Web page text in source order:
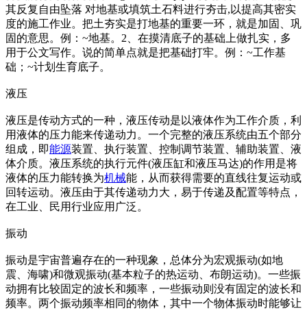
其反复自由坠落 对地基或填筑土石料进行夯击,以提高其密实
度的施工作业。把土夯实是打地基的重要一环，就是加固、巩
固的意思。例：~地基。2、在摸清底子的基础上做扎实，多
用于公文写作。说的简单点就是把基础打牢。例：~工作基
础；~计划生育底子。
液压
液压是传动方式的一种，液压传动是以液体作为工作介质，利
用液体的压力能来传递动力。一个完整的液压系统由五个部分
组成，即能源装置、执行装置、控制调节装置、辅助装置、液
体介质。液压系统的执行元件(液压缸和液压马达)的作用是将
液体的压力能转换为机械能，从而获得需要的直线往复运动或
回转运动。液压由于其传递动力大，易于传递及配置等特点，
在工业、民用行业应用广泛。
振动
振动是宇宙普遍存在的一种现象，总体分为宏观振动(如地
震、海啸)和微观振动(基本粒子的热运动、布朗运动)。一些振
动拥有比较固定的波长和频率，一些振动则没有固定的波长和
频率。两个振动频率相同的物体，其中一个物体振动时能够让